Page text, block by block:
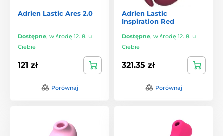
Adrien Lastic Ares 2.0
Dostępne, w środę 12. 8. u
Ciebie
121 zł
Porównaj
Adrien Lastic
Inspiration Red
Dostępne, w środę 12. 8. u
Ciebie
321.35 zł
Porównaj